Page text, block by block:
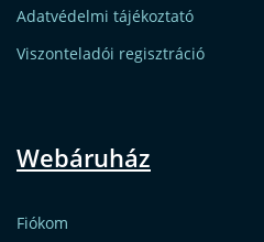
Adatvédelmi tájékoztató
Viszonteladói regisztráció
Webáruház
Fiókom